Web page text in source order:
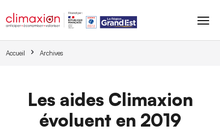
Accueil Archives
Les aides Climaxion
évoluent en 2019